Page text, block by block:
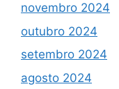
novembro 2024
outubro 2024
setembro 2024
agosto 2024